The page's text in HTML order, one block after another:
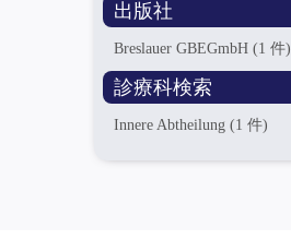
出版社
Breslauer GBEGmbH(1 件)
診療科検索
Innere Abtheilung(1 件)